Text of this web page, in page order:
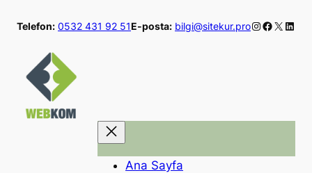
geç
Telefon: 0532 431 92 51E-posta: bilgi@sitekur.proInstagram
X
Ana Sayfa